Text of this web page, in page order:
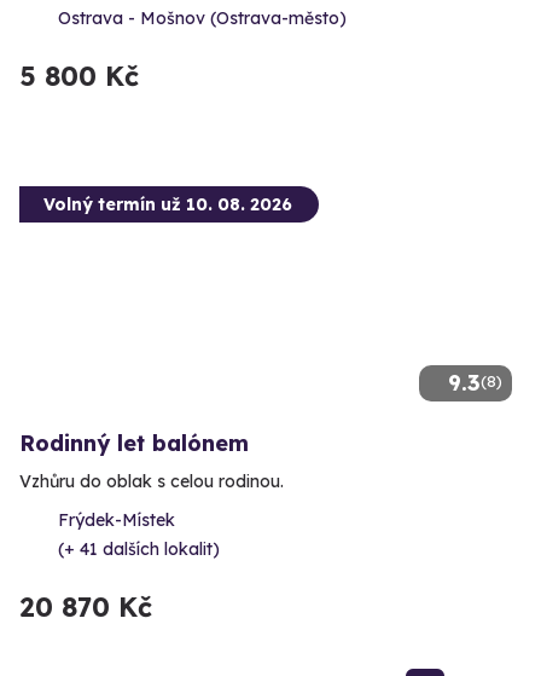
Ostrava - Mošnov (Ostrava-město)
5 800 Kč
9.3(8)
Volný termín už 10. 08. 2026
Rodinný let balónem
Vzhůru do oblak s celou rodinou.
Frýdek-Místek
(+ 41 dalších lokalit)
20 870 Kč